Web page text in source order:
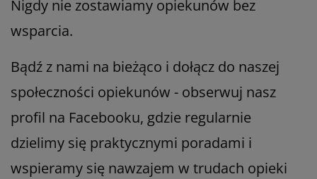
Nigdy nie zostawiamy opiekunów bez
wsparcia.
Bądź z nami na bieżąco i dołącz do naszej
społeczności opiekunów - obserwuj nasz
profil na Facebooku, gdzie regularnie
dzielimy się praktycznymi poradami i
wspieramy się nawzajem w trudach opieki